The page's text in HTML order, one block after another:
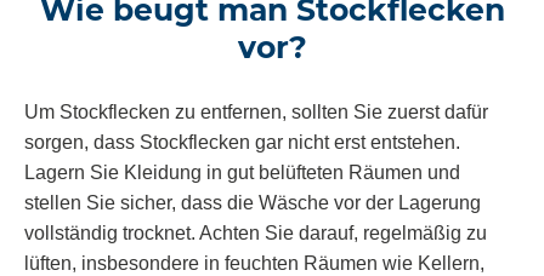
Wie beugt man Stockflecken
vor?
Um Stockflecken zu entfernen, sollten Sie zuerst dafür
sorgen, dass Stockflecken gar nicht erst entstehen.
Lagern Sie Kleidung in gut belüfteten Räumen und
stellen Sie sicher, dass die Wäsche vor der Lagerung
vollständig trocknet. Achten Sie darauf, regelmäßig zu
lüften, insbesondere in feuchten Räumen wie Kellern,